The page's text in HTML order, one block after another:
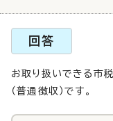
回答
お取り扱いできる市
（普通徴収）です。